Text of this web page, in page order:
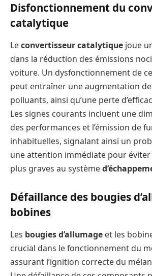
Disfonctionnement du
catalytique
Leconvertisseur catalytique joue
dans la réduction des émissions
voiture. Un dysfonctionnement de
peut entraîner une augmentation
polluants, ainsi qu’une perte
Les signes courants incluent une
des performances et l’émission de
inhabituelles, signalant ainsi un
une attention immédiate pour
plus graves au système
Défaillance des bougies
bobines
Les bougies d’allumage et les
crucial dans le fonctionnement du
assurant l’ignition correcte du